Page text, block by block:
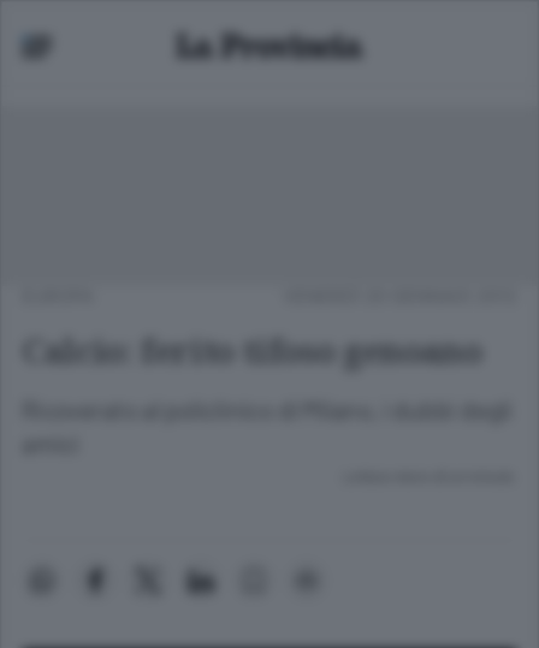
Calcio: ferito tifoso genoano